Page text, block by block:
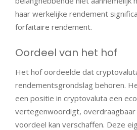
haar werkelijke rendement
forfaitaire rendement.
Oordeel van het hof
Het hof oordeelde dat
rendementsgrondslag behoren.
een positie in cryptovaluta een
vertegenwoordigt,
voordeel kan verschaffen. Deze